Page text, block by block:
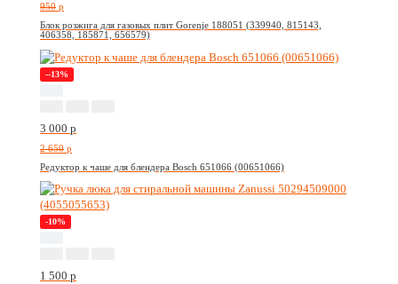
950 p
Блок розжига для газовых плит Gorenje 188051 (339940, 815143,
406358, 185871, 656579)
--13%
3 000 p
2 650 p
Редуктор к чаше для блендера Bosch 651066 (00651066)
-10%
1 500 p